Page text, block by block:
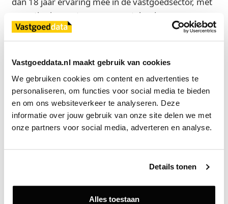
Vastgoeddata.nl maakt gebruik van cookies
We gebruiken cookies om content en advertenties te
personaliseren, om functies voor social media te bieden
en om ons websiteverkeer te analyseren. Deze
informatie over jouw gebruik van onze site delen we met
onze partners voor social media, adverteren en analyse.
Details tonen
Alles toestaan
expertise in asset management, leasing en
stakeholdermanagement binnen kantoorvastgoed.
Meest recent was zij als Asset-/Investment Manager
beheer en de optimalisatie van kantoorportefeuilles,
het aansturen van huurdersonderhandelingen en
het ontwikkelen van businessplannen gericht op
waardecreatie. Eerder vervulde zij de rol van
Relatiemanager bij FGH Bank.
inzicht en commerciële scherpte met een sterk gevoel
voor stakeholdermanagement en innovatie. Haar
ervaring sluit perfect aan bij onze ambitie om WTC